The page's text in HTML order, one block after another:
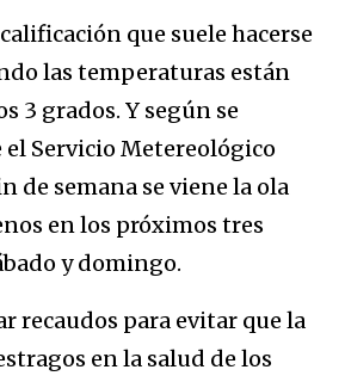
que suele hacerse
las temperaturas están
3 grados. Y según se
el Servicio Metereológico
de semana se viene la ola
en los próximos tres
y domingo.
recaudos para evitar que la
en la salud de los